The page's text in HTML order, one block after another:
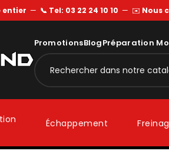
entier — 📞 Tel: 03 22 24 10 10 — ✉️ Nous
PromotionsBlogPréparation
Échappement